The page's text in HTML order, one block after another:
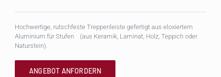
Hochwertige, rutschfeste Treppenleiste gefertigt aus eloxiertem
Aluminium für Stufen (aus Keramik, Laminat, Holz, Teppich oder
Naturstein).
ANGEBOT ANFORDERN